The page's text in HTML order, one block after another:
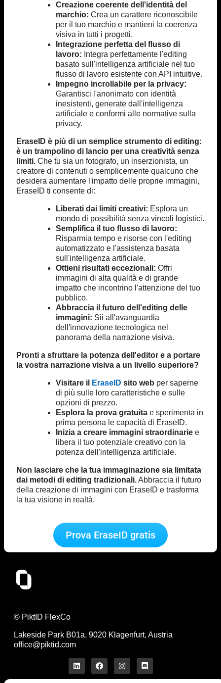
Creazione coerente dell'identità del
marchio: Crea un carattere riconoscibile
per il tuo marchio e mantieni la coerenza
visiva in tutti i progetti.
Integrazione perfetta del flusso di
lavoro: Integra perfettamente l'editing
basato sull'intelligenza artificiale nel tuo
flusso di lavoro esistente con API intuitive.
Impegno incrollabile per la privacy:
Garantisci l'anonimato con identità
inesistenti, generate dall'intelligenza
artificiale e conformi alle normative sulla
privacy.
EraseID è più di un semplice strumento di editing:
è un trampolino di lancio per una creatività senza
limiti. Che tu sia un fotografo, un inserzionista, un
creatore di contenuti o semplicemente qualcuno che
desidera aumentare l'impatto delle proprie immagini,
EraseID ti consente di:
Liberati dai limiti creativi: Esplora un
mondo di possibilità senza vincoli logistici.
Semplifica il tuo flusso di lavoro:
Risparmia tempo e risorse con l'editing
automatizzato e l'assistenza basata
sull'intelligenza artificiale.
Ottieni risultati eccezionali: Offri
immagini di alta qualità e di grande
impatto che incontrino l'attenzione del tuo
pubblico.
Abbraccia il futuro dell'editing delle
immagini: Sii all'avanguardia
dell'innovazione tecnologica nel
panorama della narrazione visiva.
Pronti a sfruttare la potenza dell'editor e a portare
la vostra narrazione visiva a un livello superiore?
Visitare il EraseID sito web per saperne
di più sulle loro caratteristiche e sulle
opzioni di prezzo.
Esplora la prova gratuita e sperimenta in
prima persona le capacità di EraseID.
Inizia a creare immagini straordinarie e
libera il tuo potenziale creativo con la
potenza dell'intelligenza artificiale.
Non lasciare che la tua immaginazione sia limitata
dai metodi di editing tradizionali.Abbraccia il futuro
della creazione di immagini con EraseID e trasforma
la tua visione in realtà.
Prova EraseID gratis
© PiktID FlexCo
Lakeside Park B01a, 9020 Klagenfurt, Austria
office@piktid.com